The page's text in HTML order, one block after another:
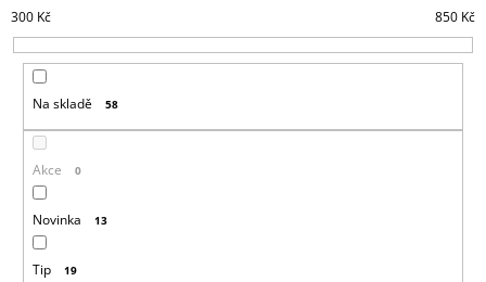
O
D
K
300 Kč 850 Kč
Na skladě 58
Akce 0
Novinka 13
Tip 19
HLEDAT
D
O
P
O
U
Č